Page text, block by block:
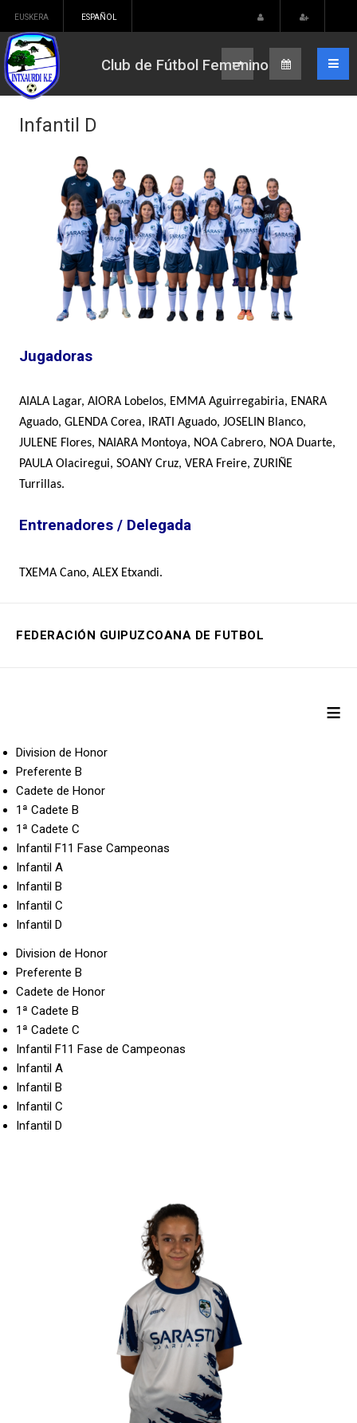
EUSKERA ESPAÑOL
Club de Fútbol Femenino
Infantil D
Jugadoras
AIALA Lagar, AIORA Lobelos, EMMA Aguirregabiria, ENARA
Aguado, GLENDA Corea, IRATI Aguado, JOSELIN Blanco,
JULENE Flores, NAIARA Montoya, NOA Cabrero, NOA Duarte,
PAULA Olaciregui, SOANY Cruz, VERA Freire, ZURIÑE
Turrillas.
Entrenadores / Delegada
TXEMA Cano, ALEX Etxandi.
FEDERACIÓN GUIPUZCOANA DE FUTBOL
≡
Division de Honor
Preferente B
Cadete de Honor
1ª Cadete B
1ª Cadete C
Infantil F11 Fase Campeonas
Infantil A
Infantil B
Infantil C
Infantil D
Division de Honor
Preferente B
Cadete de Honor
1ª Cadete B
1ª Cadete C
Infantil F11 Fase de Campeonas
Infantil A
Infantil B
Infantil C
Infantil D